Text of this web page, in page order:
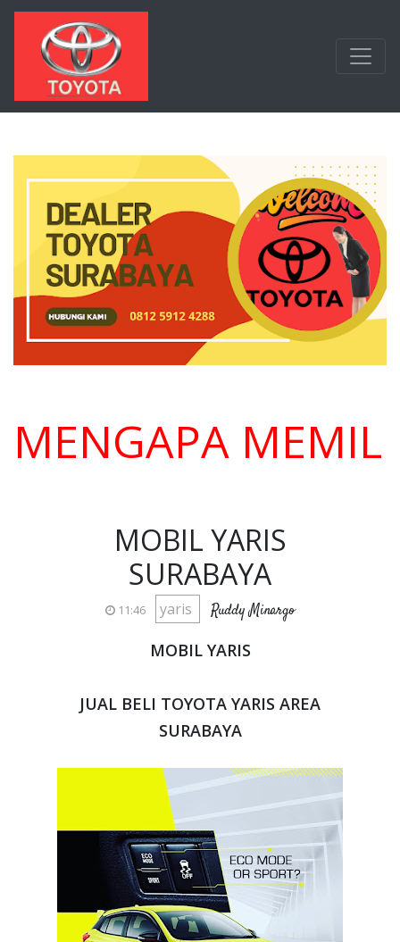
Langsung ke konten utama
MEMILIH
MOBIL YARIS
SURABAYA
11:46 yaris Ruddy Minargo
MOBIL YARIS
JUAL BELI TOYOTA YARIS AREA
SURABAYA